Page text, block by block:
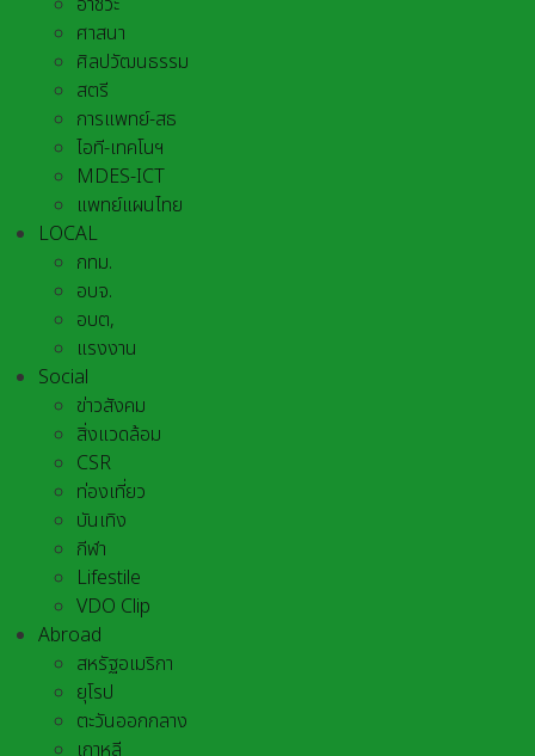
ศาสนา
ศิลปวัฒนธรรม
สตรี
การแพทย์-สธ
ไอที-เทคโนฯ
MDES-ICT
แพทย์แผนไทย
LOCAL
กทม.
อบจ.
อบต,
แรงงาน
Social
ข่าวสังคม
สิ่งแวดล้อม
CSR
ท่องเที่ยว
บันเทิง
กีฬา
Lifestile
VDO Clip
Abroad
สหรัฐอเมริกา
ยุโรป
ตะวันออกกลาง
เกาหลี